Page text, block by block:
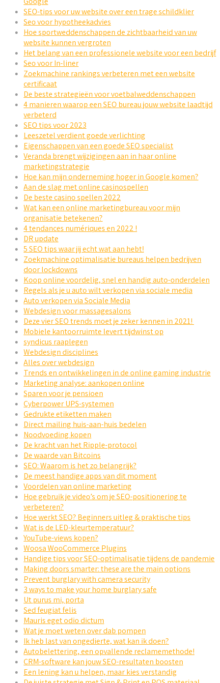
SEO-tips voor uw website over een trage schildklier
Seo voor hypotheekadvies
Hoe sportweddenschappen de zichtbaarheid van uw
website kunnen vergroten
Het belang van een professionele website voor een bedrijf
Seo voor In-liner
Zoekmachine rankings verbeteren met een website
certificaat
De beste strategieën voor voetbalweddenschappen
4 manieren waarop een SEO bureau jouw website laadtijd
verbeterd
SEO tips voor 2023
Leeszetel verdient goede verlichting
Eigenschappen van een goede SEO specialist
Veranda brengt wijzigingen aan in haar online
marketingstrategie
Hoe kan mijn onderneming hoger in Google komen?
Aan de slag met online casinospellen
De beste casino spellen 2022
Wat kan een online marketingbureau voor mijn
organisatie betekenen?
4 tendances numériques en 2022 !
DR update
5 SEO tips waar jij echt wat aan hebt!
Zoekmachine optimalisatie bureaus helpen bedrijven
door lockdowns
Koop online voordelig, snel en handig auto-onderdelen
Regels als je u auto wilt verkopen via sociale media
Auto verkopen via Sociale Media
Webdesign voor massagesalons
Deze vier SEO trends moet je zeker kennen in 2021!
Mobiele kantoorruimte levert tijdwinst op
syndicus raaplegen
Webdesign disciplines
Alles over webdesign
Trends en ontwikkelingen in de online gaming industrie
Marketing analyse: aankopen online
Sparen voor je pensioen
Cyberpower UPS-systemen
Gedrukte etiketten maken
Direct mailing huis-aan-huis bedelen
Noodvoeding kopen
De kracht van het Ripple-protocol
De waarde van Bitcoins
SEO: Waarom is het zo belangrijk?
De meest handige apps van dit moment
Voordelen van online marketing
Hoe gebruik je video’s om je SEO-positionering te
verbeteren?
Hoe werkt SEO? Beginners uitleg & praktische tips
Wat is de LED-kleurtemperatuur?
YouTube-views kopen?
Woosa WooCommerce Plugins
Handige tips voor SEO-optimalisatie tijdens de pandemie
Making doors smarter: these are the main options
Prevent burglary with camera security
3 ways to make your home burglary safe
Ut purus mi, porta
Sed feugiat felis
Mauris eget odio dictum
Wat je moet weten over dab pompen
Ik heb last van ongedierte, wat kan ik doen?
Autobelettering, een opvallende reclamemethode!
CRM-software kan jouw SEO-resultaten boosten
Een lening kan u helpen, maar kies verstandig